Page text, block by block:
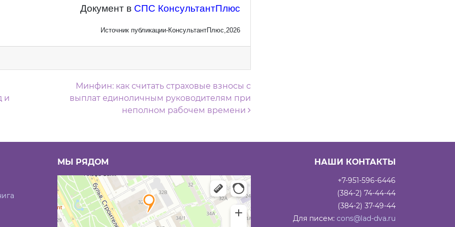
Документ в СПС КонсультантПлюс
Источник публикации-КонсультантПлюс,2026
и
Минфин: как считать страховые взносы с
выплат единоличным руководителям при
неполном рабочем времени
МЫ РЯДОМ НАШИ КОНТАКТЫ
+7-951-596-6446
(384-2) 74-44-44
(384-2) 37-49-44
Для писем: cons@lad-dva.ru